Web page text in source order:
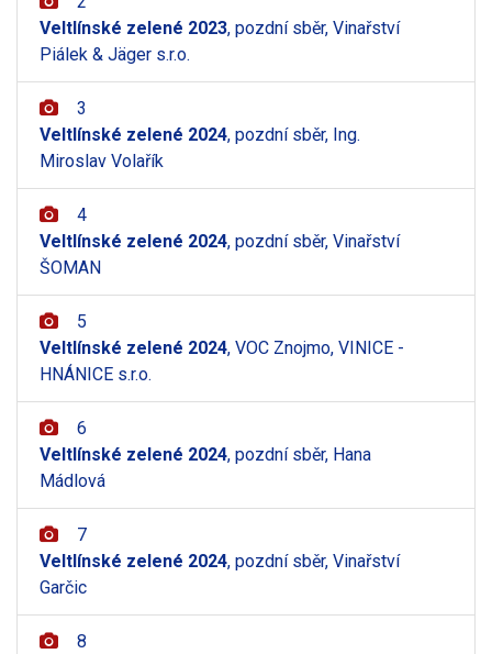
Veltlínské zelené 2023, pozdní sběr, Vinařství
Piálek & Jäger s.r.o.
3
Veltlínské zelené 2024, pozdní sběr, Ing.
Miroslav Volařík
4
Veltlínské zelené 2024, pozdní sběr, Vinařství
ŠOMAN
5
Veltlínské zelené 2024, VOC Znojmo, VINICE -
HNÁNICE s.r.o.
6
Veltlínské zelené 2024, pozdní sběr, Hana
Mádlová
7
Veltlínské zelené 2024, pozdní sběr, Vinařství
Garčic
8